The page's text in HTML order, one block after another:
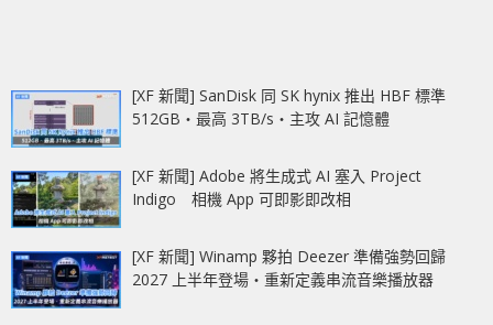
[XF 新聞] SanDisk 同 SK hynix 推出 HBF 標準
512GB‧最高 3TB/s‧主攻 AI 記憶體
[XF 新聞] Adobe 將生成式 AI 塞入 Project
Indigo 相機 App 可即影即改相
[XF 新聞] Winamp 夥拍 Deezer 準備強勢回歸
2027 上半年登場‧重新定義串流音樂播放器